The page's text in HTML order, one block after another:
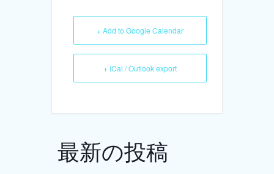
+ Add to Google Calendar
+ iCal / Outlook export
最新の投稿